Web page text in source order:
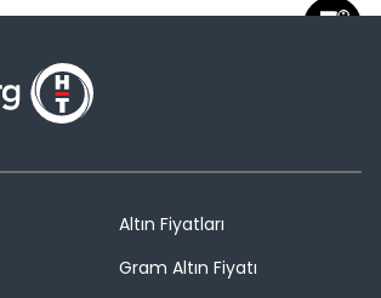
Altın Fiyatları
Gram Altın Fiyatı